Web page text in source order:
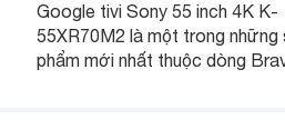
Google tivi Sony 55 inch 4K K-
55XR70M2 là một trong những
phẩm mới nhất thuộc dòng